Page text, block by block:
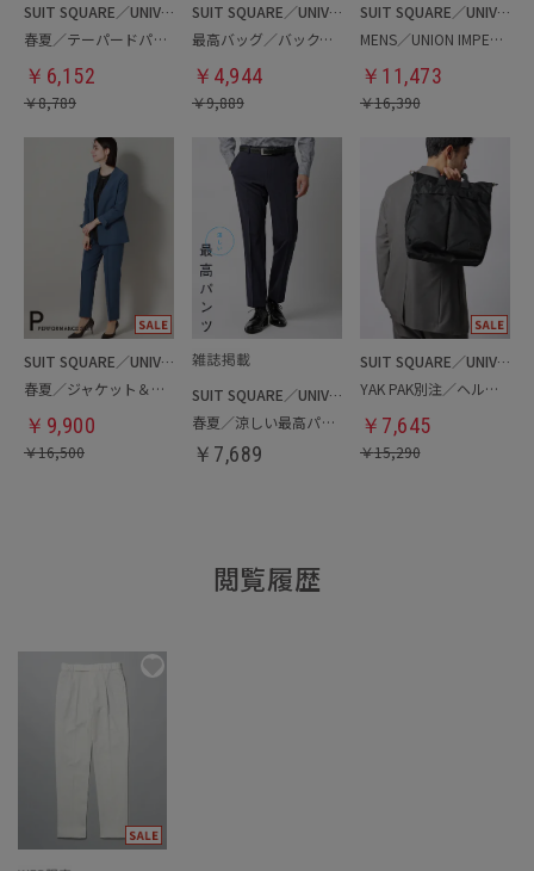
SUIT SQUARE／UNIVERSAL LANGUAGE
春夏／テーパードパンツ
￥ 6,152
￥8,789
SUIT SQUARE／UNIVERSAL LANGUAGE
最高バッグ／バックパック
￥ 4,944
￥9,889
SUIT SQUARE／UNIVERSAL LANGUAGE
MENS／UNION IMPERIAL監修／コインローファー
￥ 11,473
￥16,390
SUIT SQUARE／UNIVERSAL LANGUAGE／WHITE
春夏／ジャケット＆パンツセットアップ／洗濯ネット付き
￥ 9,900
￥16,500
SUIT SQUARE／UNIVERSAL LANGUAGE
春夏／涼しい最高パンツ
￥ 7,689
SUIT SQUARE／UNIVERSAL LANGUAGE
YAK PAK別注／ヘルメットバッグ
￥ 7,645
￥15,290
閲覧履歴